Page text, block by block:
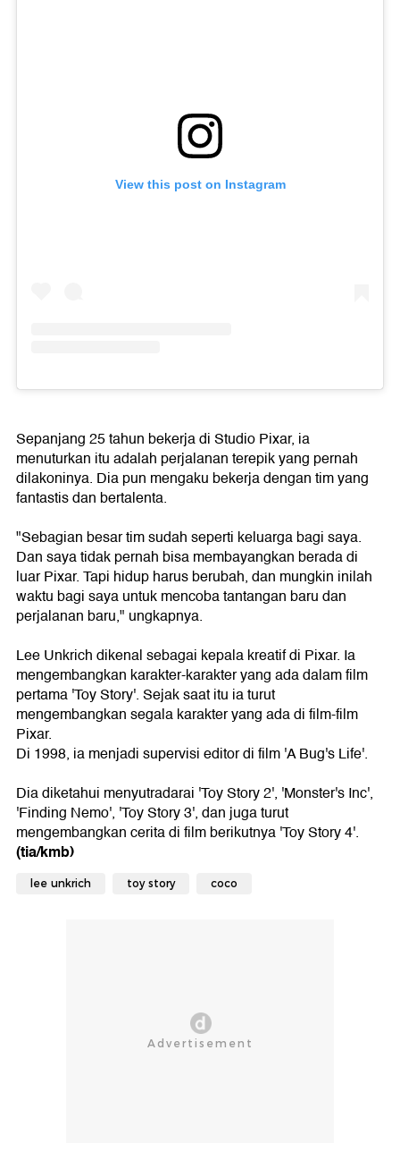
View this post on Instagram
Sepanjang 25 tahun bekerja di Studio Pixar, ia
menuturkan itu adalah perjalanan terepik yang pernah
dilakoninya. Dia pun mengaku bekerja dengan tim yang
fantastis dan bertalenta.
"Sebagian besar tim sudah seperti keluarga bagi saya.
Dan saya tidak pernah bisa membayangkan berada di
luar Pixar. Tapi hidup harus berubah, dan mungkin inilah
waktu bagi saya untuk mencoba tantangan baru dan
perjalanan baru," ungkapnya.
Lee Unkrich dikenal sebagai kepala kreatif di Pixar. Ia
mengembangkan karakter-karakter yang ada dalam film
pertama 'Toy Story'. Sejak saat itu ia turut
mengembangkan segala karakter yang ada di film-film
Pixar.
Di 1998, ia menjadi supervisi editor di film 'A Bug's Life'.
Dia diketahui menyutradarai 'Toy Story 2', 'Monster's Inc',
'Finding Nemo', 'Toy Story 3', dan juga turut
mengembangkan cerita di film berikutnya 'Toy Story 4'.
(tia/kmb)
lee unkrich toy story coco